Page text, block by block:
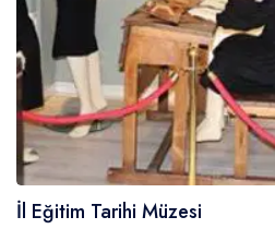
İl Eğitim Tarihi Müzesi